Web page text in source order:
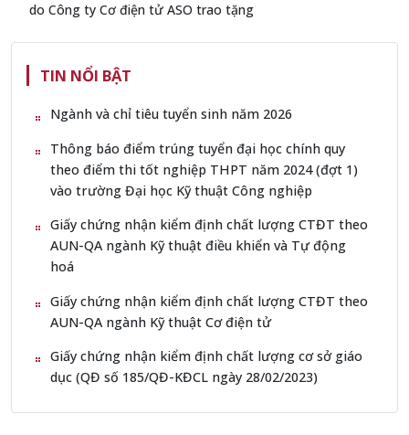
do Công ty Cơ điện tử ASO trao tặng
TIN NỔI BẬT
Ngành và chỉ tiêu tuyển sinh năm 2026
Thông báo điểm trúng tuyển đại học chính quy
theo điểm thi tốt nghiệp THPT năm 2024 (đợt 1)
vào trường Đại học Kỹ thuật Công nghiệp
Giấy chứng nhận kiểm định chất lượng CTĐT theo
AUN-QA ngành Kỹ thuật điều khiển và Tự động
hoá
Giấy chứng nhận kiểm định chất lượng CTĐT theo
AUN-QA ngành Kỹ thuật Cơ điện tử
Giấy chứng nhận kiểm định chất lượng cơ sở giáo
dục (QĐ số 185/QĐ-KĐCL ngày 28/02/2023)